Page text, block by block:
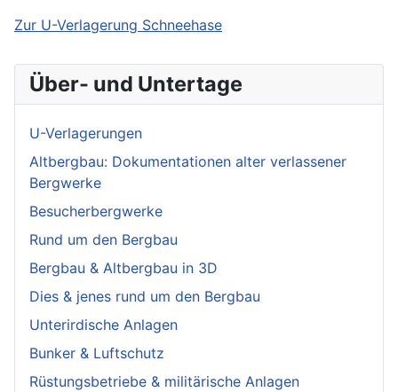
Zur U-Verlagerung Schneehase
Über- und Untertage
U-Verlagerungen
Altbergbau: Dokumentationen alter verlassener
Bergwerke
Besucherbergwerke
Rund um den Bergbau
Bergbau & Altbergbau in 3D
Dies & jenes rund um den Bergbau
Unterirdische Anlagen
Bunker & Luftschutz
Rüstungsbetriebe & militärische Anlagen